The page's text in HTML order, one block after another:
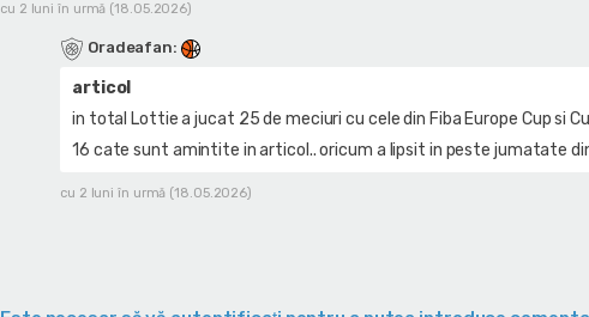
cu 2 luni în urmă (18.05.2026)
Oradeafan:
articol
in total Lottie a jucat 25 de meciuri cu cele din Fiba Europe Cup si
16 cate sunt amintite in articol.. oricum a lipsit in peste jumatate
cu 2 luni în urmă (18.05.2026)